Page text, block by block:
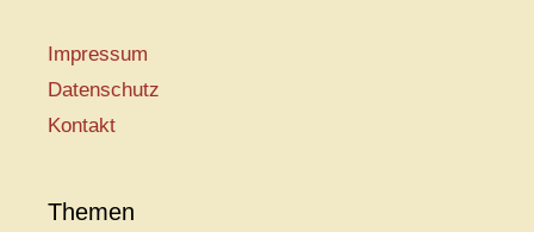
Impressum
Datenschutz
Kontakt
Themen